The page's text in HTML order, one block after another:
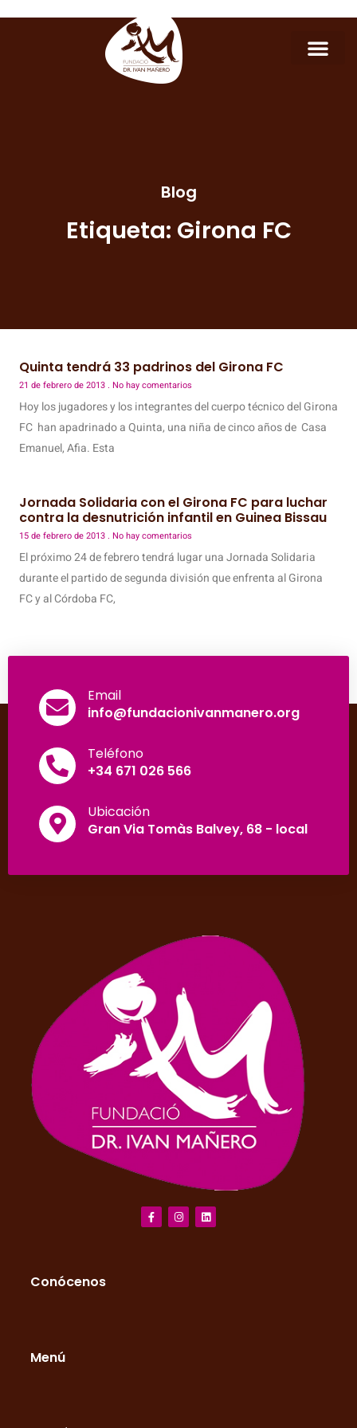
Blog
Etiqueta: Girona FC
Quinta tendrá 33 padrinos del Girona FC
21 de febrero de 2013 No hay comentarios
Hoy los jugadores y los integrantes del cuerpo técnico del Girona
FC han apadrinado a Quinta, una niña de cinco años de Casa
Emanuel, Afia. Esta
Jornada Solidaria con el Girona FC para luchar
contra la desnutrición infantil en Guinea Bissau
15 de febrero de 2013 No hay comentarios
El próximo 24 de febrero tendrá lugar una Jornada Solidaria
durante el partido de segunda división que enfrenta al Girona
FC y al Córdoba FC,
Email
info@fundacionivanmanero.org
Teléfono
+34 671 026 566
Ubicación
Gran Via Tomàs Balvey, 68 - local
Conócenos
Menú